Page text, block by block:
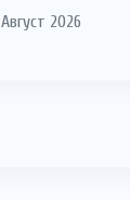
Август 2026